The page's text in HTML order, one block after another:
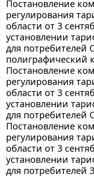
Постановление
регулирования
области от 3
установлении
для потребителей
полиграфический
Постановление
регулирования
области от 3
установлении
для
Постановление
регулирования
области от 3
установлении
для